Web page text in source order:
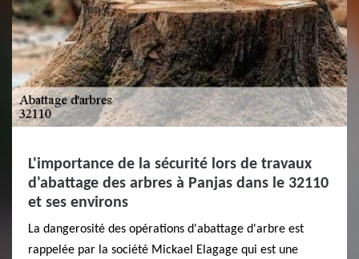
L'importance de la sécurité lors de travaux
d'abattage des arbres à Panjas dans le 32110
et ses environs
La dangerosité des opérations d'abattage d'arbre est
rappelée par la société Mickael Elagage qui est une